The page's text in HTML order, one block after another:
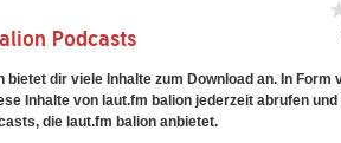
Podcasts
bietet dir viele Inhalte zum Download an. In Form
Inhalte von laut.fm balion jederzeit abrufen und
die laut.fm balion anbietet.